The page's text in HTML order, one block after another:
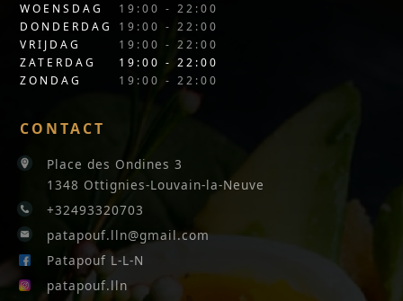
WOENSDAG
19:00 - 22:00
DONDERDAG
19:00 - 22:00
VRIJDAG
19:00 - 22:00
ZATERDAG
19:00 - 22:00
ZONDAG
19:00 - 22:00
CONTACT
Place des Ondines 3
1348 Ottignies-Louvain-la-Neuve
+32493320703
patapouf.lln@gmail.com
Patapouf L-L-N
patapouf.lln